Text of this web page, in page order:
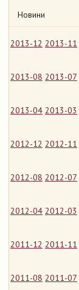
Новини
2013-12 2013-11
2013-08 2013-07
2013-04 2013-03
2012-12 2012-11
2012-08 2012-07
2012-04 2012-03
2011-12 2011-11
2011-08 2011-07